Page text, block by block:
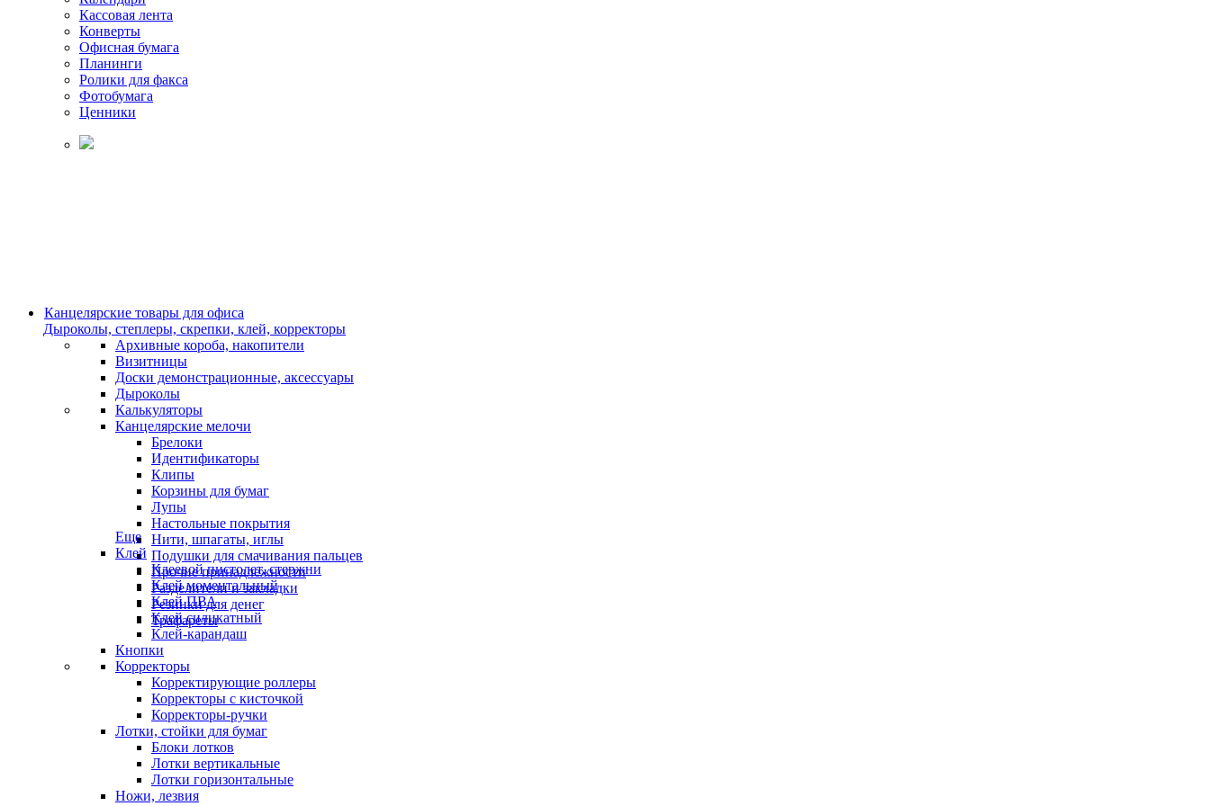
Кассовая лента
Конверты
Офисная бумага
Планинги
Ролики для факса
Фотобумага
Ценники
Канцелярские товары для офиса
Дыроколы, степлеры, скрепки, клей, корректоры
Архивные короба, накопители
Визитницы
Доски демонстрационные, аксессуары
Дыроколы
Калькуляторы
Канцелярские мелочи
Брелоки
Идентификаторы
Клипы
Корзины для бумаг
Лупы
Настольные покрытия
Нити, шпагаты, иглы
Подушки для смачивания пальцев
Прочие принадлежности
Разделители и закладки
Резинки для денег
Трафареты
Еще
Клей
Клеевой пистолет, стержни
Клей моментальный
Клей ПВА
Клей силикатный
Клей-карандаш
Кнопки
Корректоры
Корректирующие роллеры
Корректоры с кисточкой
Корректоры-ручки
Лотки, стойки для бумаг
Блоки лотков
Лотки вертикальные
Лотки горизонтальные
Ножи, лезвия